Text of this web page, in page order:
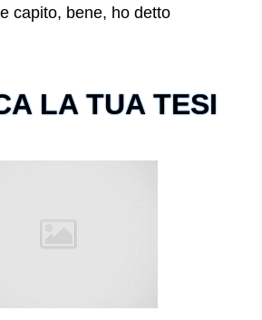
capito, bene, ho detto
LA TUA TESI